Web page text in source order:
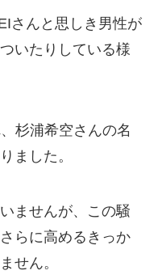
さんと思しき男性が
いたりしている様
杉浦希空さんの名
ました。
ませんが、この騒
らに高めるきっか
せん。